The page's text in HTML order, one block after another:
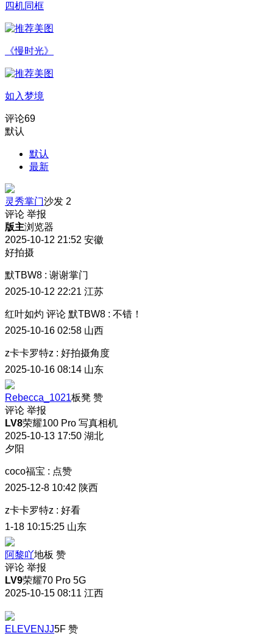
四机同框
《慢时光》
如入梦境
评论69
默认
默认
最新
灵秀掌门沙发 2
评论 举报
版主浏览器
2025-10-12 21:52 安徽
好拍摄
默TBW8 : 谢谢掌门
2025-10-12 22:21 江苏
红叶如灼 评论 默TBW8 : 不错！
2025-10-16 02:58 山西
z卡卡罗特z : 好拍摄角度
2025-10-16 08:14 山东
Rebecca_1021板凳 赞
评论 举报
LV8荣耀100 Pro 写真相机
2025-10-13 17:50 湖北
夕阳
coco福宝 : 点赞
2025-12-8 10:42 陕西
z卡卡罗特z : 好看
1-18 10:15:25 山东
阿黎吖地板 赞
评论 举报
LV9荣耀70 Pro 5G
2025-10-15 08:11 江西
ELEVENJJ5F 赞